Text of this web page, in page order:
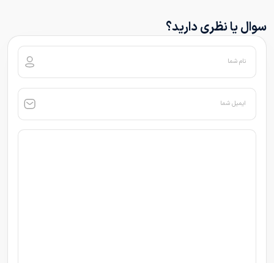
سوال یا نظری دارید؟
نام شما
ایمیل شما